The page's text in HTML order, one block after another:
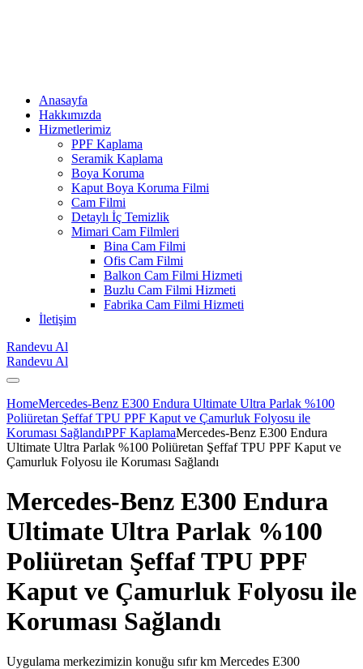
Anasayfa
Hakkımızda
Hizmetlerimiz
PPF Kaplama
Seramik Kaplama
Boya Koruma
Kaput Boya Koruma Filmi
Cam Filmi
Detaylı İç Temizlik
Mimari Cam Filmleri
Bina Cam Filmi
Ofis Cam Filmi
Balkon Cam Filmi Hizmeti
Buzlu Cam Filmi Hizmeti
Fabrika Cam Filmi Hizmeti
İletişim
Randevu Al
Randevu Al
HomeMercedes-Benz E300 Endura Ultimate Ultra Parlak %100
Poliüretan Şeffaf TPU PPF Kaput ve Çamurluk Folyosu ile
Koruması SağlandıPPF KaplamaMercedes-Benz E300 Endura
Ultimate Ultra Parlak %100 Poliüretan Şeffaf TPU PPF Kaput ve
Çamurluk Folyosu ile Koruması Sağlandı
Mercedes-Benz E300 Endura
Ultimate Ultra Parlak %100
Poliüretan Şeffaf TPU PPF
Kaput ve Çamurluk Folyosu ile
Koruması Sağlandı
Uygulama merkezimizin konuğu sıfır km Mercedes E300